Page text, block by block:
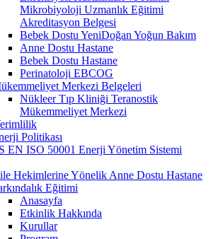
Mikrobiyoloji Uzmanlık Eğitimi
Akreditasyon Belgesi
Bebek Dostu YeniDoğan Yoğun Bakım
Anne Dostu Hastane
Bebek Dostu Hastane
Perinatoloji EBCOG
Merkezi Belgeleri
Nükleer Tıp Kliniği Teranostik
Mükemmeliyet Merkezi
Politikası
EN ISO 50001 Enerji Yönetim Sistemi
Hekimlerine Yönelik Anne Dostu Hastane
Eğitimi
Anasayfa
Etkinlik Hakkında
Kurullar